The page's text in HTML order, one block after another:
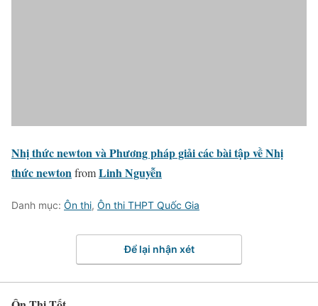
Nhị thức newton và Phương pháp giải các bài tập về Nhị
thức newtonfromLinh Nguyễn
Danh mục: Ôn thi, Ôn thi THPT Quốc Gia
Để lại nhận xét